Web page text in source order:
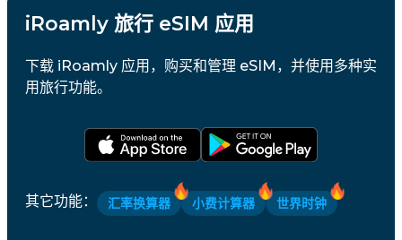
iRoamly 旅行 eSIM 应用
下载 iRoamly 应用，购买和管理 eSIM，并使用多种实
用旅行功能。
其它功能： 汇率换算器 小费计算器 世界时钟